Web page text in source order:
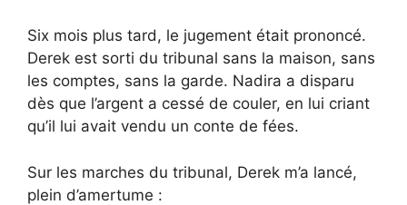
Six mois plus tard, le jugement était prononcé.
Derek est sorti du tribunal sans la maison, sans
les comptes, sans la garde. Nadira a disparu
dès que l’argent a cessé de couler, en lui criant
qu’il lui avait vendu un conte de fées.
Sur les marches du tribunal, Derek m’a lancé,
plein d’amertume :